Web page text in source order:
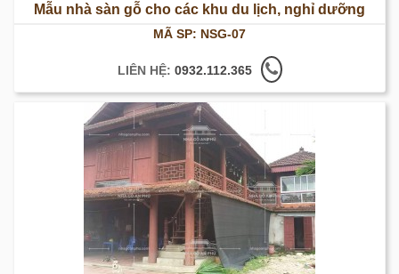
Mẫu nhà sàn gỗ cho các khu du lịch, nghỉ dưỡng
MÃ SP: NSG-07
LIÊN HỆ: 0932.112.365